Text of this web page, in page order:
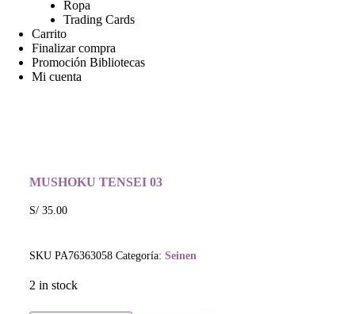
Ropa
Trading Cards
Carrito
Finalizar compra
Promoción Bibliotecas
Mi cuenta
MUSHOKU TENSEI 03
S/35.00
SKU PA76363058 Categoría: Seinen
2 in stock